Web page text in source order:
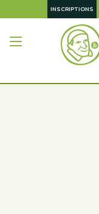
INSCRIPTIONS